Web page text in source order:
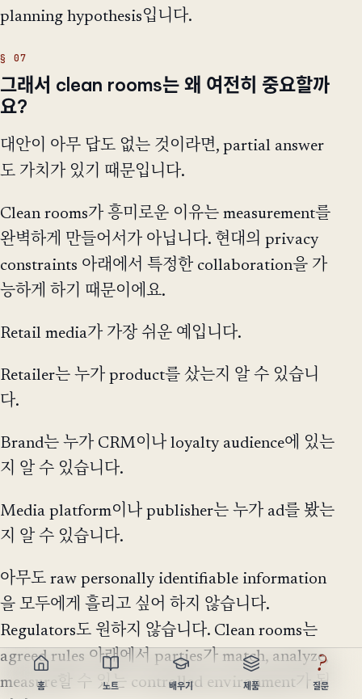
planning hypothesis입니다.
그래서 clean rooms는 왜 여전히 중요할까
요?
대안이 아무 답도 없는 것이라면, partial answer
도 가치가 있기 때문입니다.
Clean rooms가 흥미로운 이유는 measurement를
완벽하게 만들어서가 아닙니다. 현대의 privacy
constraints 아래에서 특정한 collaboration을 가
능하게 하기 때문이에요.
Retail media가 가장 쉬운 예입니다.
Retailer는 누가 product를 샀는지 알 수 있습니
다.
Brand는 누가 CRM이나 loyalty audience에 있는
지 알 수 있습니다.
Media platform이나 publisher는 누가 ad를 봤는
지 알 수 있습니다.
아무도 raw personally identifiable information
을 모두에게 흘리고 싶어 하지 않습니다.
Regulators도 원하지 않습니다. Clean rooms는
agreed rules 아래에서 parties가 match, analyze,
measure할 수 있는 controlled environment가 됩
홈 노트 배우기 제품
?
질문